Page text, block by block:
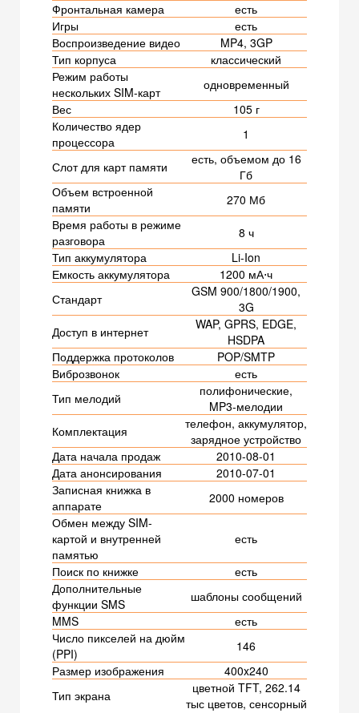
Фронтальная камера
есть
Игры
есть
Воспроизведение видео
MP4, 3GP
Тип корпуса
классический
Режим работы
нескольких SIM-карт
одновременный
Вес
105 г
Количество ядер
процессора
1
Слот для карт памяти
есть, объемом до 16
Гб
Объем встроенной
памяти
270 Мб
Время работы в режиме
разговора
8 ч
Тип аккумулятора
Li-Ion
Емкость аккумулятора
1200 мА⋅ч
Стандарт
GSM 900/1800/1900,
3G
Доступ в интернет
WAP, GPRS, EDGE,
HSDPA
Поддержка протоколов
POP/SMTP
Виброзвонок
есть
Тип мелодий
полифонические,
MP3-мелодии
Комплектация
телефон, аккумулятор,
зарядное устройство
Дата начала продаж
2010-08-01
Дата анонсирования
2010-07-01
Записная книжка в
аппарате
2000 номеров
Обмен между SIM-
картой и внутренней
памятью
есть
Поиск по книжке
есть
Дополнительные
функции SMS
шаблоны сообщений
MMS
есть
Число пикселей на дюйм
(PPI)
146
Размер изображения
400x240
Тип экрана
цветной TFT, 262.14
тыс цветов, сенсорный